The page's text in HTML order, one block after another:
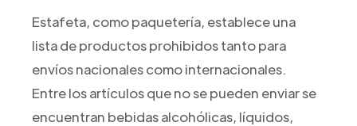
Estafeta, como paquetería, establece una
lista de productos prohibidos tanto para
envíos nacionales como internacionales.
Entre los artículos que no se pueden enviar se
encuentran bebidas alcohólicas, líquidos,